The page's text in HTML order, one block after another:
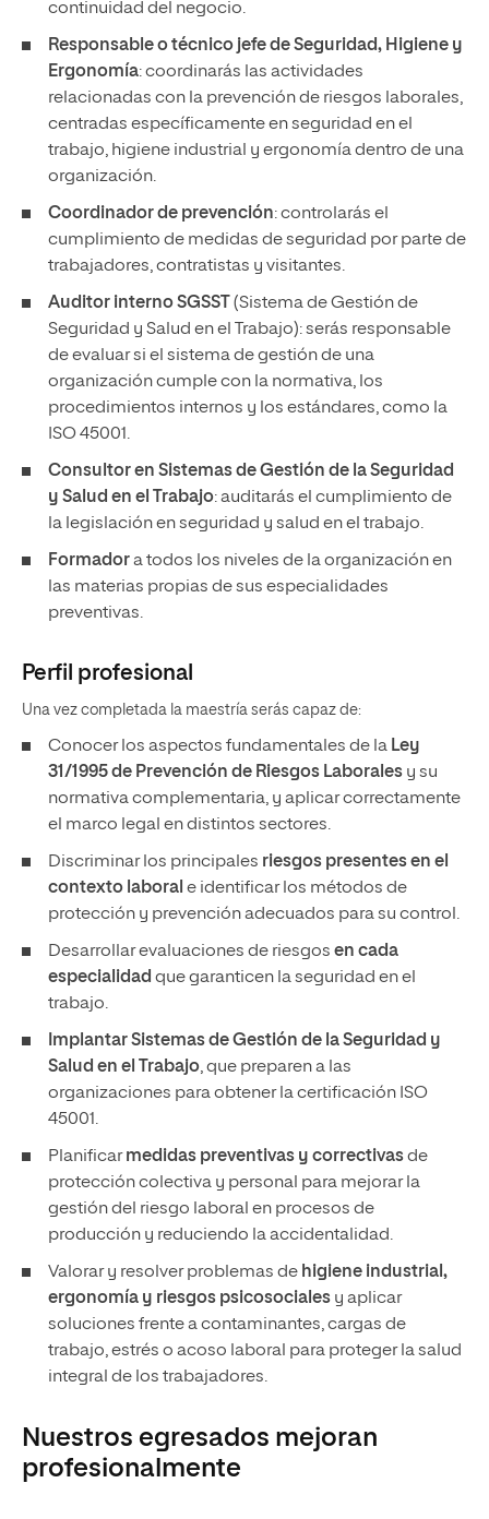
continuidad del negocio.
Responsable o técnico jefe de Seguridad, Higiene y
Ergonomía: coordinarás las actividades
relacionadas con la prevención de riesgos laborales,
centradas específicamente en seguridad en el
trabajo, higiene industrial y ergonomía dentro de una
organización.
Coordinador de prevención: controlarás el
cumplimiento de medidas de seguridad por parte de
trabajadores, contratistas y visitantes.
Auditor interno SGSST (Sistema de Gestión de
Seguridad y Salud en el Trabajo): serás responsable
de evaluar si el sistema de gestión de una
organización cumple con la normativa, los
procedimientos internos y los estándares, como la
ISO 45001.
Consultor en Sistemas de Gestión de la Seguridad
y Salud en el Trabajo: auditarás el cumplimiento de
la legislación en seguridad y salud en el trabajo.
Formadora todos los niveles de la organización en
las materias propias de sus especialidades
preventivas.
Perfil profesional
Una vez completada la maestría serás capaz de:
Conocer los aspectos fundamentales de la Ley
31/1995 de Prevención de Riesgos Laborales y su
normativa complementaria, y aplicar correctamente
el marco legal en distintos sectores.
Discriminar los principales riesgos presentes en el
contexto laboral e identificar los métodos de
protección y prevención adecuados para su control.
Desarrollar evaluaciones de riesgos en cada
especialidad que garanticen la seguridad en el
trabajo.
Implantar Sistemas de Gestión de la Seguridad y
Salud en el Trabajo, que preparen a las
organizaciones para obtener la certificación ISO
45001.
Planificarmedidas preventivas y correctivasde
protección colectiva y personal para mejorar la
gestión del riesgo laboral en procesos de
producción y reduciendo la accidentalidad.
Valorar y resolver problemas de higiene industrial,
ergonomía y riesgos psicosociales y aplicar
soluciones frente a contaminantes, cargas de
trabajo, estrés o acoso laboral para proteger la salud
integral de los trabajadores.
Nuestros egresados mejoran
profesionalmente